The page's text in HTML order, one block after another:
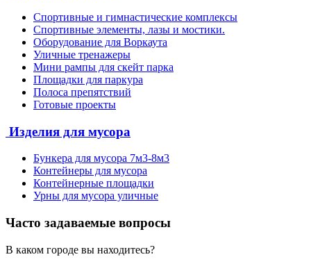
Спортивные и гимнастические комплексы
Спортивные элементы, лазы и мостики.
Оборудование для Воркаута
Уличные тренажеры
Мини рампы для скейт парка
Площадки для паркура
Полоса препятствий
Готовые проекты
Изделия для мусора
Бункера для мусора 7м3-8м3
Контейнеры для мусора
Контейнерные площадки
Урны для мусора уличные
Часто задаваемые вопросы
В каком городе вы находитесь?